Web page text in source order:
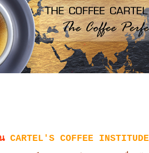
CARTEL'S COFFEE INSTITUDE